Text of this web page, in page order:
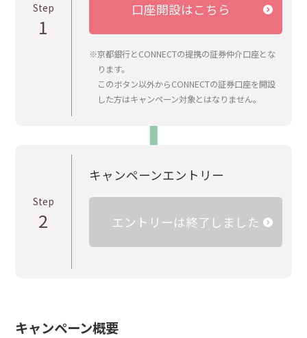
Step
1
口座開設はこちら
※京都銀行とCONNECTの提携の証券仲介口座とな
ります。
このボタン以外からCONNECTの証券口座を開設
した方はキャンペーン対象とはなりません。
Step
2
キャンペーンエントリー
エントリーは終了しました
キャンペーン概要